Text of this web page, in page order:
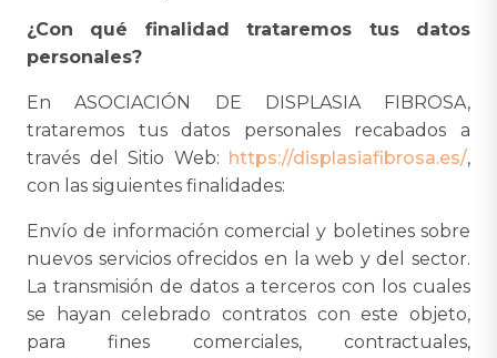
¿Con qué finalidad trataremos tus datos
personales?
En ASOCIACIÓN DE DISPLASIA FIBROSA,
trataremos tus datos personales recabados a
través del Sitio Web: https://displasiafibrosa.es/,
con las siguientes finalidades:
Envío de información comercial y boletines sobre
nuevos servicios ofrecidos en la web y del sector.
La transmisión de datos a terceros con los cuales
se hayan celebrado contratos con este objeto,
para fines comerciales, contractuales,